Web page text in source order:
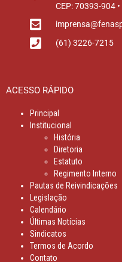
CEP: 70393-904
(61) 3226-7215
ACESSO RÁPIDO
Principal
Institucional
História
Diretoria
Estatuto
Regimento Interno
Pautas de Reivindicações
Legislação
Calendário
Últimas Notícias
Sindicatos
Termos de Acordo
Contato